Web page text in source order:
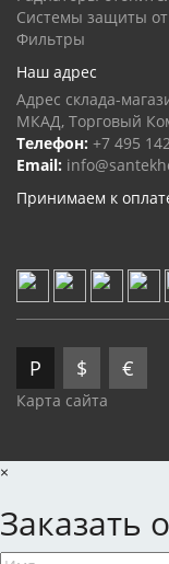
Системы защиты
Фильтры
Наш адрес
Адрес склада-
МКАД, Торговый
Телефон: +7 495
Email:
Принимаем к
Р $ €
Карта сайта
×
Заказать